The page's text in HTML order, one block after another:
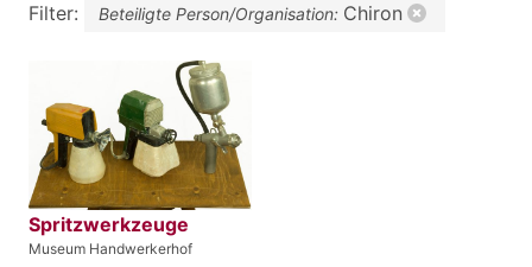
Filter: Beteiligte Person/Organisation: Chiron
Spritzwerkzeuge
Museum Handwerkerhof